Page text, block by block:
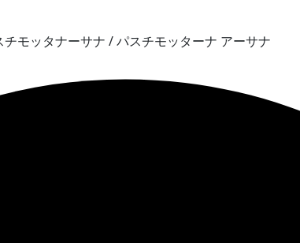
モッタナーサナ / パスチモッターナ アーサナ